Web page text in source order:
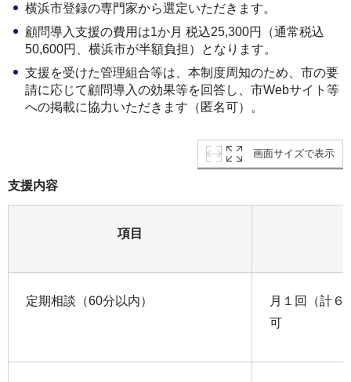
横浜市登録の専門家から選定いただきます。
顧問導入支援の費用は1か月 税込25,300円（通常税込
50,600円、横浜市が半額負担）となります。
支援を受けた管理組合等は、本制度周知のため、市の要
請に応じて顧問導入の効果等を回答し、市Webサイト等
への掲載に協力いただきます（匿名可）。
画面サイズで表示
支援内容
項目
定期相談（60分以内）
月１回（計６
可